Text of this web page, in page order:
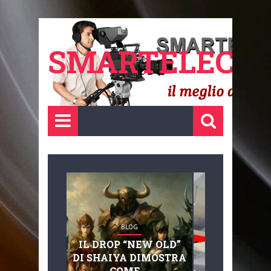
BLOG
IL DROP “NEW OLD”
DI SHAIYA DIMOSTRA